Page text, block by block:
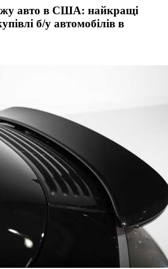
авто в США: найкращі
б/у автомобілів в